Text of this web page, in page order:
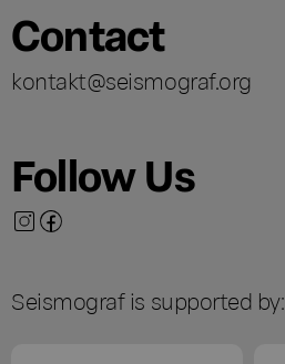
Contact
kontakt@seismograf.org
Follow Us
Seismograf is supported by: